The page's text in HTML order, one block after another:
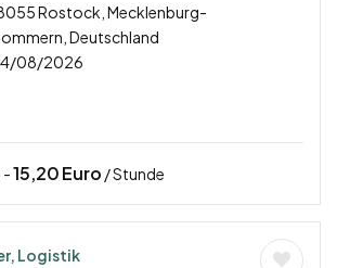
Rostock, Mecklenburg-
Deutschland
08/2026
-15,20Euro / Stunde
Logistik